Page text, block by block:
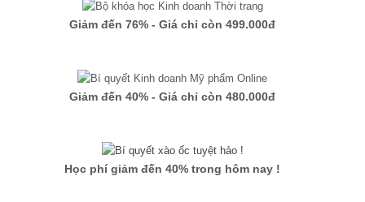
Giảm đến 76% - Giá chỉ còn 499.000đ
Giảm đến 40% - Giá chỉ còn 480.000đ
Học phí giảm đến 40% trong hôm nay !